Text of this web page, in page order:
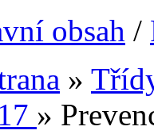
obsah /
»
»